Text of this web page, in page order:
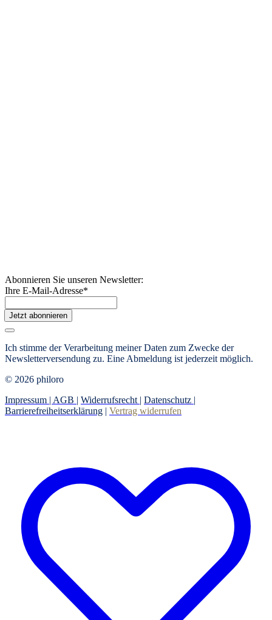
Abonnieren Sie unseren Newsletter:
Ihre E-Mail-Adresse*
Jetzt abonnieren
Ich stimme der Verarbeitung meiner Daten zum Zwecke der
Newsletterversendung zu. Eine Abmeldung ist jederzeit möglich.
© 2026 philoro
Impressum | AGB | Widerrufsrecht | Datenschutz |
Barrierefreiheitserklärung | Vertrag widerrufen